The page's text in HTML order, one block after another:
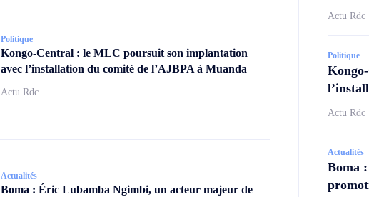
Politique
Kongo-Central : le MLC poursuit son implantation
avec l’installation du comité de l’AJBPA à Muanda
Actu Rdc
Actualités
Boma : Éric Lubamba Ngimbi, un acteur majeur de
Actu Rdc
Politique
Actu Rdc
Actualités
Boma